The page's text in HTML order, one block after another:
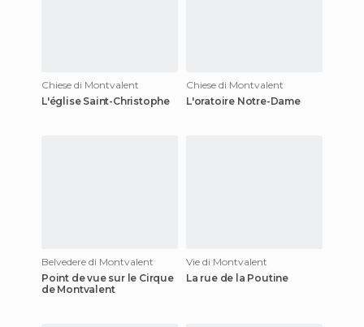
Chiese di Montvalent
L'église Saint-Christophe
Chiese di Montvalent
L'oratoire Notre-Dame
Belvedere di Montvalent
Point de vue sur le Cirque
de Montvalent
Vie di Montvalent
La rue de la Poutine